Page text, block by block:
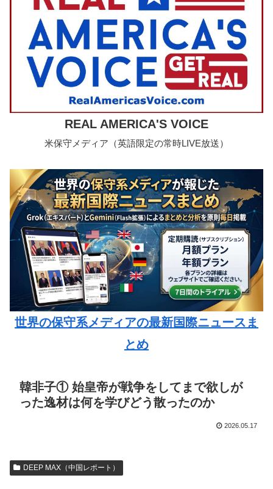
REAL AMERICA'S VOICE
米保守メディア（英語限定の常時LIVE放送）
世界の保守系メディアの最新国際ニュースま
とめ
韓非子① 始皇帝が戦争をしてまで欲しが
った逸材は何を学びどう散ったのか
2026.05.17
DEEP MAX（中国レポート）